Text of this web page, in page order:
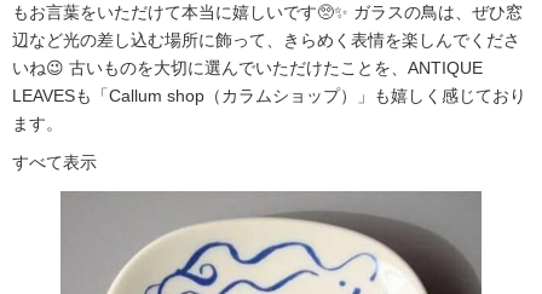
もお言葉をいただけて本当に嬉しいです🥺✨ ガラスの鳥は、ぜひ窓
辺など光の差し込む場所に飾って、きらめく表情を楽しんでくださ
いね😉 古いものを大切に選んでいただけたことを、ANTIQUE
LEAVESも「Callum shop（カラムショップ）」も嬉しく感じており
ます。
すべて表示